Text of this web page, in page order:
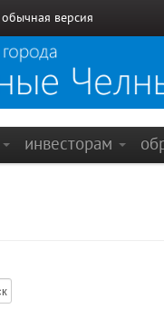
обычная версия
инвесторам